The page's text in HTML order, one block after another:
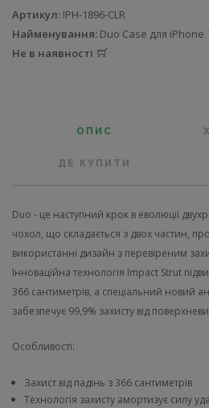
Артикул: IPH-1896-CLR
Найменування: Duo Case для iPhone
Не в наявності
ОПИС
ДЕ КУПИТИ
Duo - це наступний крок в еволюції
чохол, що складається з двох частин,
використанні дизайн з перевіреним
Інноваційна технологія Impact Strut
366 сантиметрів, а спеціальний новий
забезпечує 99,9% захисту від
Особливості:
Захист від падінь з 366 сантиметрів
Технологія захисту амортизує силу